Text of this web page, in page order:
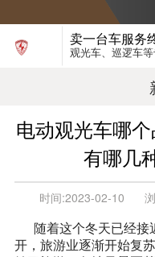
卖一台车服务
观光车、巡逻车
电动观光车哪
有哪几
时间:2023-02-10
随着这个冬天已经
开，旅游业逐渐开始复